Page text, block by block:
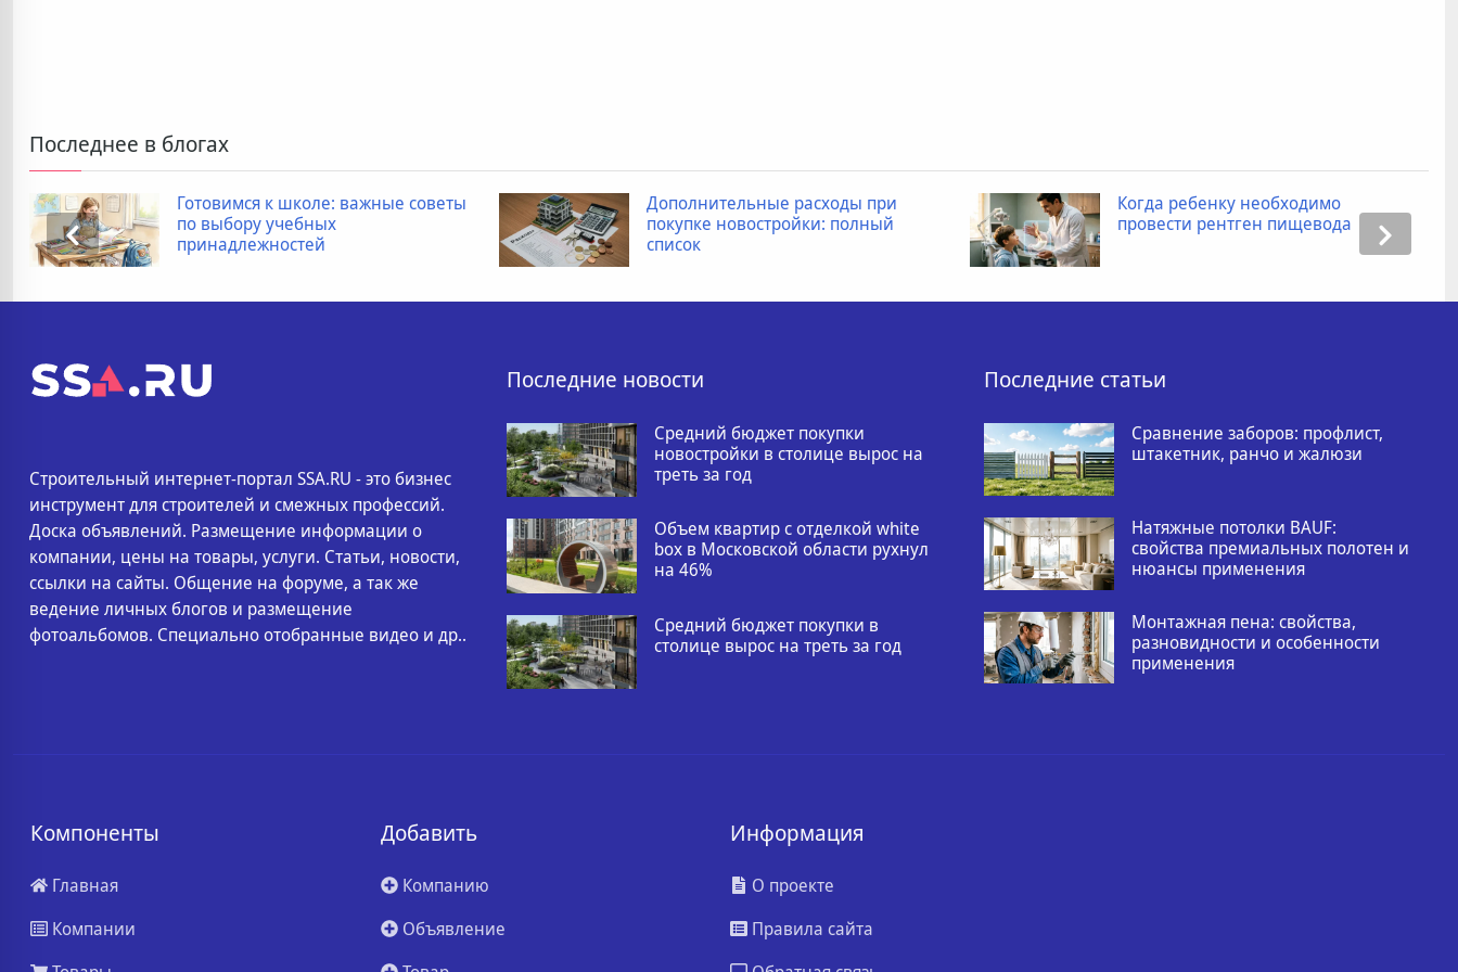
Последнее в блогах
Готовимся к школе: важные советы
по выбору учебных
принадлежностей
Дополнительные расходы при
покупке новостройки: полный
список
Когда ребенку необходимо
провести рентген пищевода
Строительный интернет-портал SSA.RU - это бизнес
инструмент для строителей и смежных профессий.
Доска объявлений. Размещение информации о
компании, цены на товары, услуги. Статьи, новости,
ссылки на сайты. Общение на форуме, а так же
ведение личных блогов и размещение
фотоальбомов. Специально отобранные видео и др..
Последние новости
Средний бюджет покупки
новостройки в столице вырос на
треть за год
Объем квартир с отделкой white
box в Московской области рухнул
на 46%
Средний бюджет покупки в
столице вырос на треть за год
Последние статьи
Сравнение заборов: профлист,
штакетник, ранчо и жалюзи
Натяжные потолки BAUF:
свойства премиальных полотен и
нюансы применения
Монтажная пена: свойства,
разновидности и особенности
применения
Компоненты
Главная
Компании
Добавить
Компанию
Объявление
Информация
О проекте
Правила сайта